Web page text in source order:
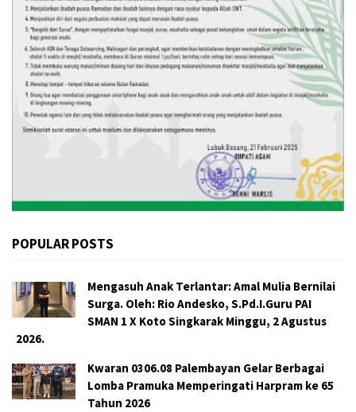
POPULAR POSTS
Mengasuh Anak Terlantar: Amal Mulia Bernilai
Surga. Oleh: Rio Andesko, S.Pd.I.Guru PAI
SMAN 1 X Koto Singkarak Minggu, 2 Agustus
2026.
Kwaran 0306.08 Palembayan Gelar Berbagai
Lomba Pramuka Memperingati Harpram ke 65
Tahun 2026